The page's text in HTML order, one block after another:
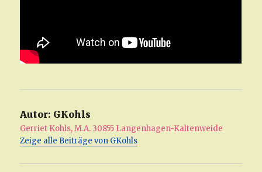
Autor: GKohls
Gerriet Kohls, M.A. 30855 Langenhagen-Kaltenweide
Zeige alle Beiträge von GKohls